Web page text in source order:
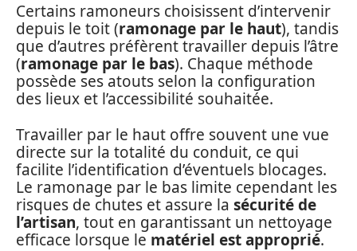
Certains ramoneurs choisissent d’intervenir
depuis le toit (ramonage par le haut), tandis
que d’autres préfèrent travailler depuis l’âtre
(ramonage par le bas). Chaque méthode
possède ses atouts selon la configuration
des lieux et l’accessibilité souhaitée.
Travailler par le haut offre souvent une vue
directe sur la totalité du conduit, ce qui
facilite l’identification d’éventuels blocages.
Le ramonage par le bas limite cependant les
risques de chutes et assure la sécurité de
l’artisan, tout en garantissant un nettoyage
efficace lorsque le matériel est approprié.